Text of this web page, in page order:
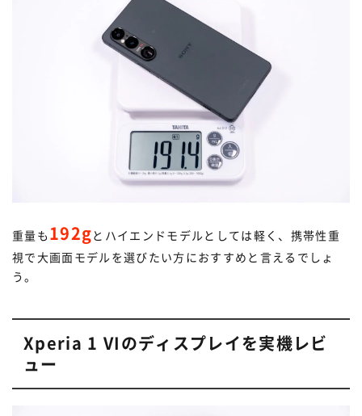
重量も 192gとハイエンドモデルとしては軽く、携帯性重
視で大画面モデルを選びたい方におすすめと言えるでしょ
う。
Xperia 1 VIのディスプレイを実機レビ
ュー